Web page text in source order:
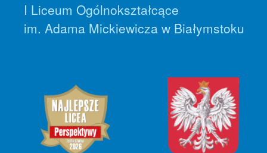
I Liceum Ogólnokształcące
im. Adama Mickiewicza w Białymstoku